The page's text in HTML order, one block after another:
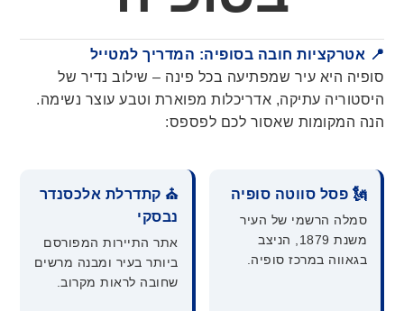
📍 אטרקציות חובה בסופיה: המדריך למטייל
סופיה היא עיר שמפתיעה בכל פינה – שילוב נדיר של
היסטוריה עתיקה, אדריכלות מפוארת וטבע עוצר נשימה.
הנה המקומות שאסור לכם לפספס:
🗽 פסל סווטה סופיה
סמלה הרשמי של העיר
משנת 1879, הניצב
בגאווה במרכז סופיה.
⛪ קתדרלת אלכסנדר
נבסקי
אתר התיירות המפורסם
ביותר בעיר ומבנה מרשים
שחובה לראות מקרוב.